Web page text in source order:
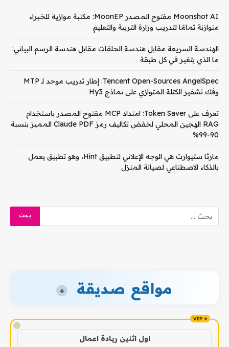
Moonshot AI مفتوح المصدر MoonEP: مكتبة موازية للخبراء
متوازنة تمامًا لتدريب وزارة التربية والتعليم
الهندسة السريعة مقابل هندسة الحلقات مقابل هندسة الرسم البياني:
ما الذي يتغير في كل طبقة
Tencent Open-Sources AngelSpec: إطار تدريب موحد لـ MTP
وفك تشفير الكتلة المتوازي على نماذج Hy3
تعرف على Token Saver: امتداد MCP مفتوح المصدر باستخدام
RAG الهجين المحلي لخفض تكاليف رمز Claude PDF المميز بنسبة
90-99%
مارثا ستيوارت هي الوجه الإعلاني لتطبيق Hint، وهو تطبيق يعمل
بالذكاء الاصطناعي لصيانة المنزل
مواقع صديقة +
!
اول اثنين ريادة اعمال